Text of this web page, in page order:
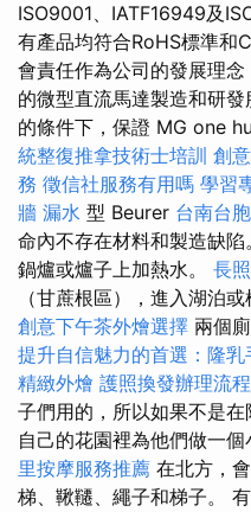
ISO9001、IATF16949及
有產品均符合RoHS標準和
會責任作為公司的發展理
的微型直流馬達製造和研
的條件下，保證 MG one
統整復推拿技術士培訓 創
務 徵信社服務有用嗎 學習
牆 漏水 型 Beurer 台南台
命內不存在材料和製造缺
鍋爐或爐子上加熱水。 長照
（甘蔗根區），進入湖泊
創意下午茶外燴選擇 兩個
提升自信魅力的首選：隆乳
精緻外燴 護照換發辦理流程
子們用的，所以如果不是
自己的花園裡為他們做一個
里按摩服務推薦 在北方，
梯、鞦韆、繩子和梯子。